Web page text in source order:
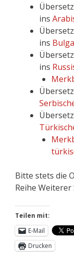
ins
ins
ins
Bitte stets die
Reihe
Teilen mit:
E-Mail
Drucken